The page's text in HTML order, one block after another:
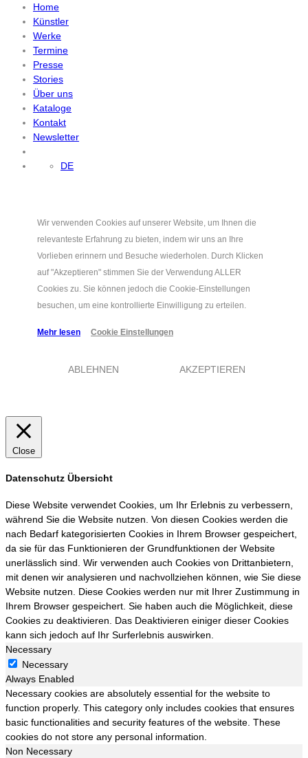
Home
Künstler
Werke
Termine
Presse
Stories
Über uns
Kataloge
Kontakt
Newsletter
DE
Wir verwenden Cookies auf unserer Website, um Ihnen die
relevanteste Erfahrung zu bieten, indem wir uns an Ihre
Vorlieben erinnern und Besuche wiederholen. Durch Klicken
auf "Akzeptieren" stimmen Sie der Verwendung ALLER
Cookies zu. Sie können jedoch die Cookie-Einstellungen
besuchen, um eine kontrollierte Einwilligung zu erteilen.
Mehr lesen Cookie Einstellungen
ABLEHNEN AKZEPTIEREN
Close
Datenschutz Übersicht
Diese Website verwendet Cookies, um Ihr Erlebnis zu verbessern,
während Sie die Website nutzen. Von diesen Cookies werden die
nach Bedarf kategorisierten Cookies in Ihrem Browser gespeichert,
da sie für das Funktionieren der Grundfunktionen der Website
unerlässlich sind. Wir verwenden auch Cookies von Drittanbietern,
mit denen wir analysieren und nachvollziehen können, wie Sie diese
Website nutzen. Diese Cookies werden nur mit Ihrer Zustimmung in
Ihrem Browser gespeichert. Sie haben auch die Möglichkeit, diese
Cookies zu deaktivieren. Das Deaktivieren einiger dieser Cookies
kann sich jedoch auf Ihr Surferlebnis auswirken.
Necessary
Necessary
Always Enabled
Necessary cookies are absolutely essential for the website to
function properly. This category only includes cookies that ensures
basic functionalities and security features of the website. These
cookies do not store any personal information.
Non Necessary